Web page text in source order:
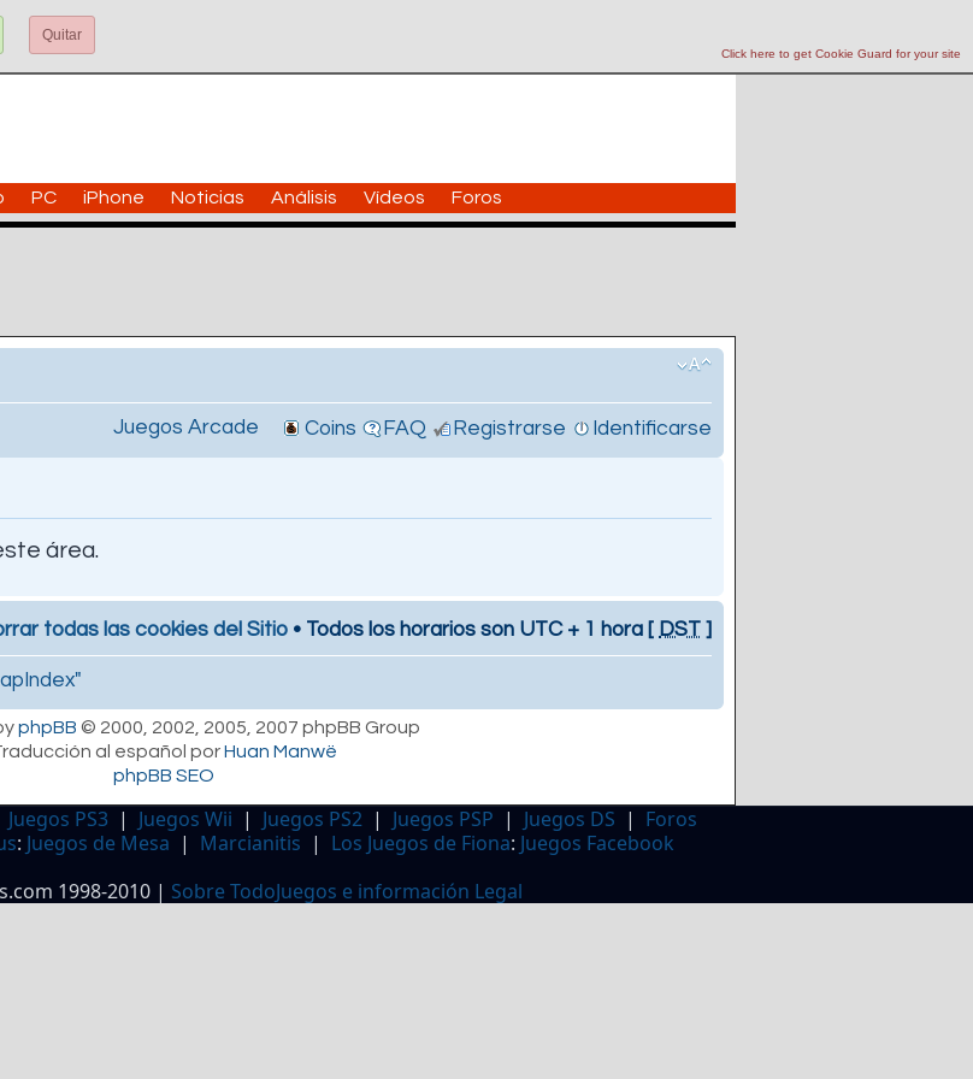
Click here to get Cookie Guard for your site
Quitar
PC iPhone Noticias Análisis Vídeos Foros
Juegos Arcade Coins FAQ Registrarse Identificarse
área.
todas las cookies del Sitio • Todos los horarios son UTC + 1 hora [ DST ]
phpBB © 2000, 2002, 2005, 2007 phpBB Group
al español porHuan Manwë
phpBB SEO
Juegos PS3 | Juegos Wii | Juegos PS2 | Juegos PSP | Juegos DS | Foros
: Juegos de Mesa | Marcianitis | Los Juegos de Fiona: Juegos Facebook
1998-2010 | Sobre TodoJuegos e información Legal